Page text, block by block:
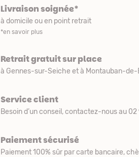
Livraison soignée*
à domicile ou en point retrait
*en savoir plus
Retrait gratuit sur place
à Gennes-sur-Seiche et à Montauban-de-
Service client
Besoin d’un conseil, contactez-nous au 02
Paiement sécurisé
Paiement 100% sûr par carte bancaire,